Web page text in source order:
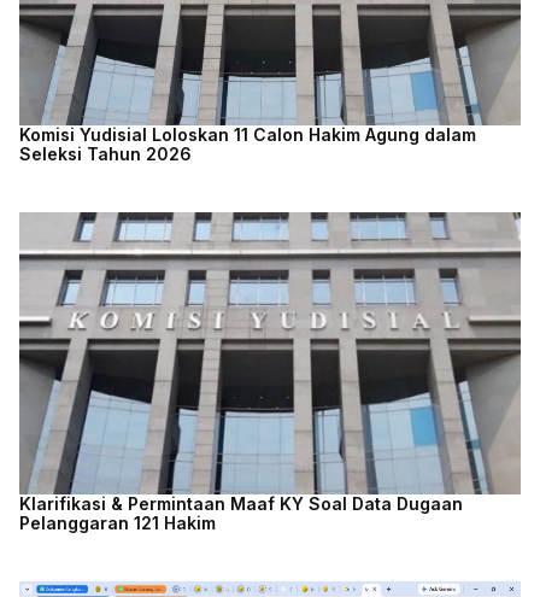
Komisi Yudisial Loloskan 11 Calon Hakim Agung dalam
Seleksi Tahun 2026
Klarifikasi & Permintaan Maaf KY Soal Data Dugaan
Pelanggaran 121 Hakim